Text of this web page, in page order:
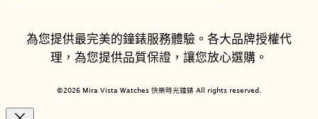
為您提供最完美的鐘錶服務體驗。各大品牌授權代
理，為您提供品質保證，讓您放心選購。
©2026 Mira Vista Watches 快樂時光鐘錶 All rights reserved.